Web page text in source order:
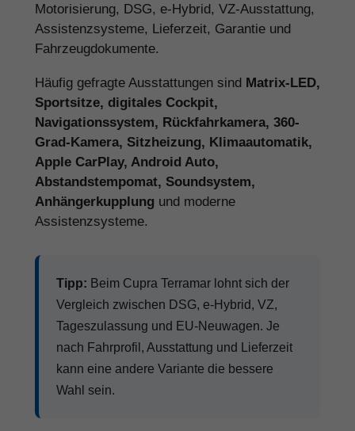
Motorisierung, DSG, e-Hybrid, VZ-Ausstattung,
Assistenzsysteme, Lieferzeit, Garantie und
Fahrzeugdokumente.
Häufig gefragte Ausstattungen sind Matrix-LED,
Sportsitze, digitales Cockpit,
Navigationssystem, Rückfahrkamera, 360-
Grad-Kamera, Sitzheizung, Klimaautomatik,
Apple CarPlay, Android Auto,
Abstandstempomat, Soundsystem,
Anhängerkupplung und moderne
Assistenzsysteme.
Tipp: Beim Cupra Terramar lohnt sich der
Vergleich zwischen DSG, e-Hybrid, VZ,
Tageszulassung und EU-Neuwagen. Je
nach Fahrprofil, Ausstattung und Lieferzeit
kann eine andere Variante die bessere
Wahl sein.